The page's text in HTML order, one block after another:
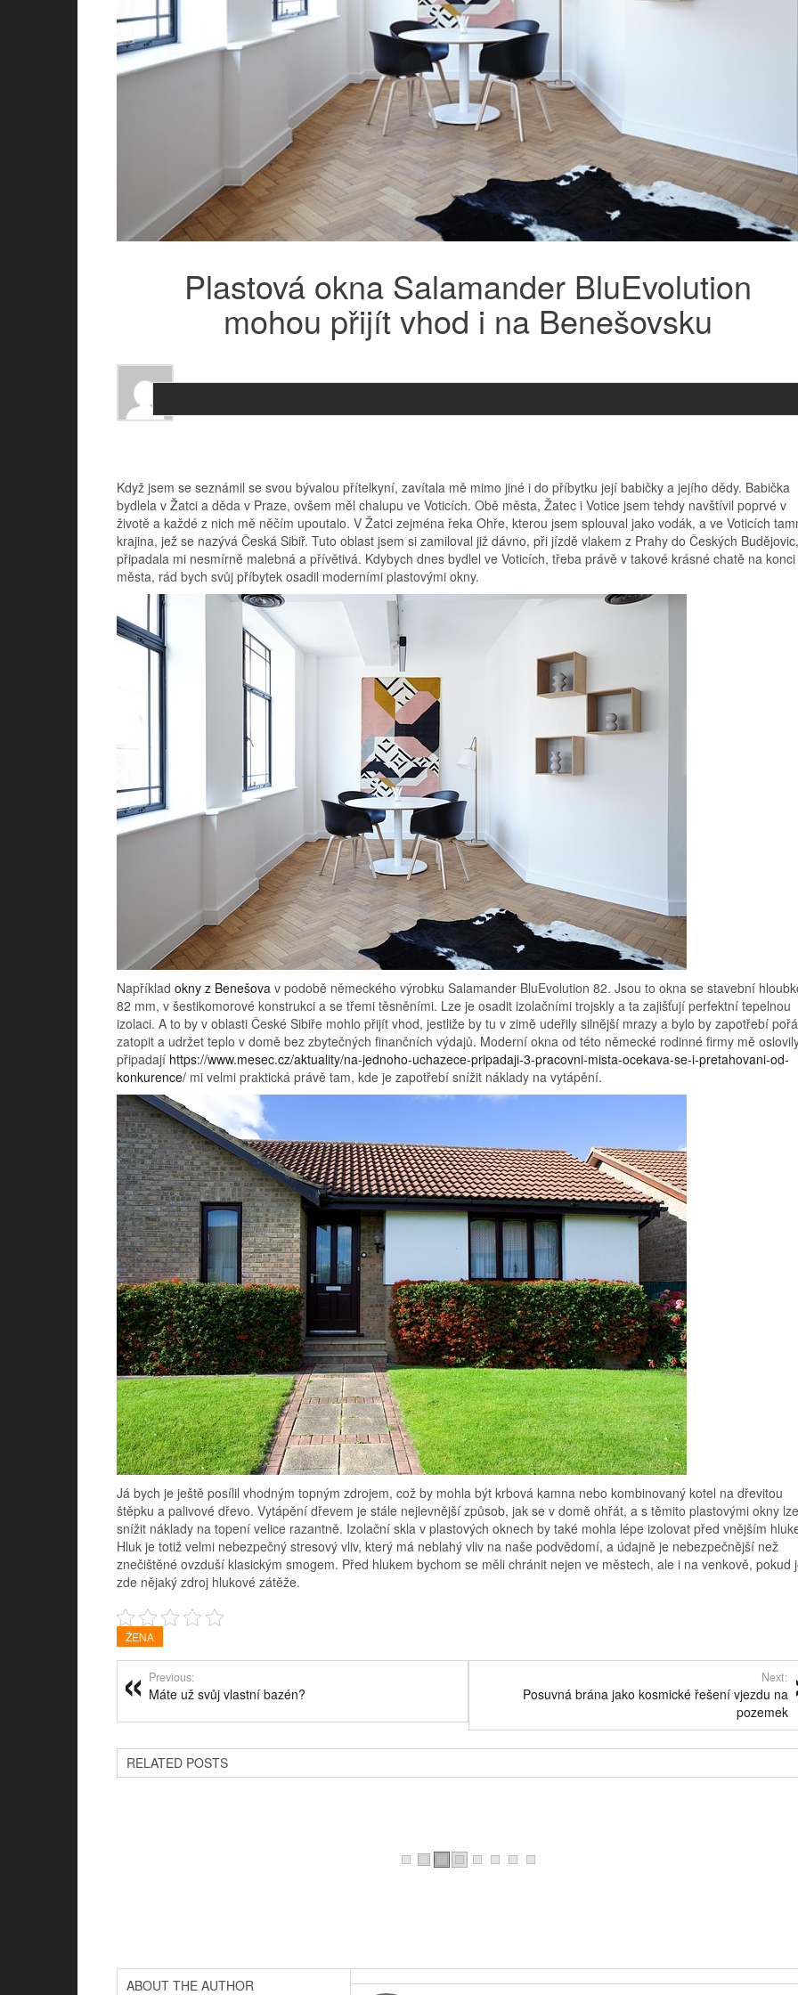
Plastová okna Salamander BluEvolution
mohou přijít vhod i na Benešovsku
Když jsem se seznámil se svou bývalou přítelkyní, zavítala mě mimo jiné i do příbytku její babičky a jejího dědy. Babička
bydlela v Žatci a děda v Praze, ovšem měl chalupu ve Voticích. Obě města, Žatec i Votice jsem tehdy navštívil poprvé v
životě a každé z nich mě něčím upoutalo. V Žatci zejména řeka Ohře, kterou jsem splouval jako vodák, a ve Voticích
krajina, jež se nazývá Česká Sibiř. Tuto oblast jsem si zamiloval již dávno, při jízdě vlakem z Prahy do Českých Budějovic,
připadala mi nesmírně malebná a přívětivá. Kdybych dnes bydlel ve Voticích, třeba právě v takové krásné chatě na konci
města, rád bych svůj příbytek osadil moderními plastovými okny.
Například okny z Benešova v podobě německého výrobku Salamander BluEvolution 82. Jsou to okna se stavební
82 mm, v šestikomorové konstrukci a se třemi těsněními. Lze je osadit izolačními trojskly a ta zajišťují perfektní tepelnou
izolaci. A to by v oblasti České Sibiře mohlo přijít vhod, jestliže by tu v zimě udeřily silnější mrazy a bylo by zapotřebí
zatopit a udržet teplo v domě bez zbytečných finančních výdajů. Moderní okna od této německé rodinné firmy mě
připadají https://www.mesec.cz/aktuality/na-jednoho-uchazece-pripadaji-3-pracovni-mista-ocekava-se-i-pretahovani-od-
konkurence/mi velmi praktická právě tam, kde je zapotřebí snížit náklady na vytápění.
Já bych je ještě posílil vhodným topným zdrojem, což by mohla být krbová kamna nebo kombinovaný kotel na dřevitou
štěpku a palivové dřevo. Vytápění dřevem je stále nejlevnější způsob, jak se v domě ohřát, a s těmito plastovými okny lze
snížit náklady na topení velice razantně. Izolační skla v plastových oknech by také mohla lépe izolovat před vnějším
Hluk je totiž velmi nebezpečný stresový vliv, který má neblahý vliv na naše podvědomí, a údajně je nebezpečnější než
znečištěné ovzduší klasickým smogem. Před hlukem bychom se měli chránit nejen ve městech, ale i na venkově, pokud
zde nějaký zdroj hlukové zátěže.
ŽENA
Previous:
Máte už svůj vlastní bazén?
Next:
Posuvná brána jako kosmické řešení vjezdu na
pozemek
RELATED POSTS
ABOUT THE AUTHOR